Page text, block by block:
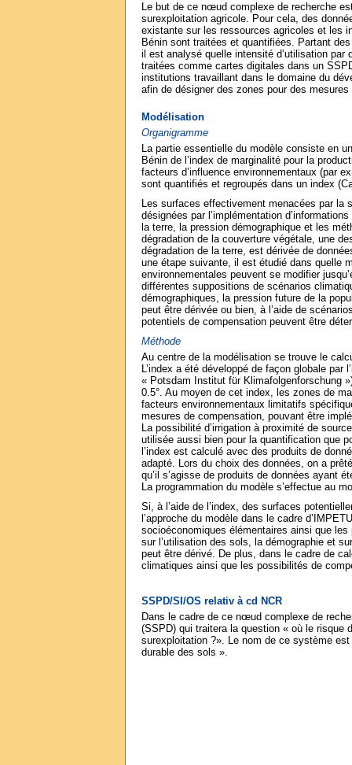
Le but de ce nœud complexe de recherche
surexploitation agricole. Pour cela, des
existante sur les ressources agricoles et les
Bénin sont traitées et quantifiées. Partant
il est analysé quelle intensité d’utilisation par
traitées comme cartes digitales dans un
institutions travaillant dans le domaine du
afin de désigner des zones pour des
Modélisation
Organigramme
La partie essentielle du modèle consiste en
Bénin de l’index de marginalité pour la
facteurs d’influence environnementaux (par
sont quantifiés et regroupés dans un index
Les surfaces effectivement menacées par la
désignées par l’implémentation
la terre, la pression démographique et les
dégradation de la couverture végétale, une
dégradation de la terre, est dérivée de
une étape suivante, il est étudié dans quelle
environnementales peuvent se modifier
différentes suppositions de scénarios
démographiques, la pression future de la
peut être dérivée ou bien, à l’aide de
potentiels de compensation peuvent être
Méthode
Au centre de la modélisation se trouve le
L’index a été développé de façon globale
« Potsdam Institut für Klimafolgenforschung
0.5°. Au moyen de cet index, les zones de
facteurs environnementaux limitatifs
mesures de compensation, pouvant être
La possibilité d’irrigation à proximité de
utilisée aussi bien pour la quantification que
l’index est calculé avec des produits de
adapté. Lors du choix des données, on a
qu’il s’agisse de produits de données ayant
La programmation du modèle s’effectue au
Si, à l’aide de l’index, des surfaces
l’approche du modèle dans le cadre
socioéconomiques élé­mentaires ainsi que
sur l’utilisation des sols, la démographie et
peut être dérivé. De plus, dans le cadre de
climatiques ainsi que les possibilités de
SSPD/SI/OS relativ à cd NCR
Dans le cadre de ce nœud complexe de
(SSPD) qui traitera la question « où le risque
surexploitation ?». Le nom de ce système est
durable des sols ».